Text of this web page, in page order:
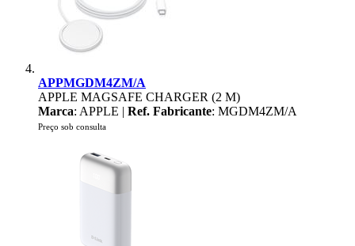
APPMGDM4ZM/A
APPLE MAGSAFE CHARGER (2 M)
Marca: APPLE | Ref. Fabricante: MGDM4ZM/A
Preço sob consulta